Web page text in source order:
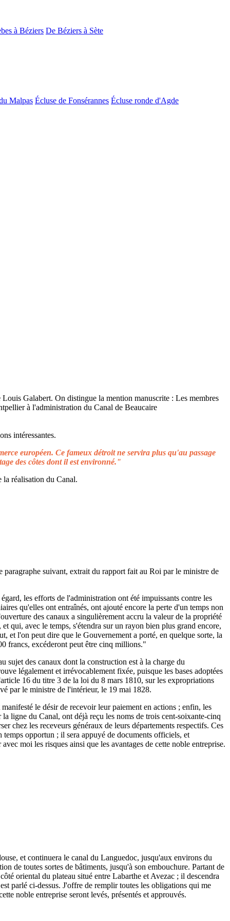
à Béziers De Béziers à Sète
Malpas Écluse de Fonsérannes Écluse ronde d'Agde
intéressantes.
européen. Ce fameux détroit ne servira plus qu'au passage
des côtes dont il est environné."
réalisation du Canal.
suivant, extrait du rapport fait au Roi par le ministre de
les efforts de l'administration ont été impuissants contre les
qu'elles ont entraînés, ont ajouté encore la perte d'un temps non
des canaux a singulièrement accru la valeur de la propriété
qui, avec le temps, s'étendra sur un rayon bien plus grand encore,
et l'on peut dire que le Gouvernement a porté, en quelque sorte, la
francs, excéderont peut être cinq millions."
sujet des canaux dont la construction est à la charge du
légalement et irrévocablement fixée, puisque les bases adoptées
16 du titre 3 de la loi du 8 mars 1810, sur les expropriations
par le ministre de l'intérieur, le 19 mai 1828.
le désir de recevoir leur paiement en actions ; enfin, les
ligne du Canal, ont déjà reçu les noms de trois cent-soixante-cinq
chez les receveurs généraux de leurs départements respectifs. Ces
temps opportun ; il sera appuyé de documents officiels, et
moi les risques ainsi que les avantages de cette noble entreprise.
et continuera le canal du Languedoc, jusqu'aux environs du
de toutes sortes de bâtiments, jusqu'à son embouchure. Partant de
oriental du plateau situé entre Labarthe et Avezac ; il descendra
parlé ci-dessus. J'offre de remplir toutes les obligations qui me
noble entreprise seront levés, présentés et approuvés.